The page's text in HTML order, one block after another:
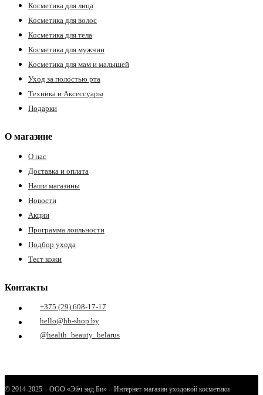
Косметика для лица
Косметика для волос
Косметика для тела
Косметика для мужчин
Косметика для мам и малышей
Уход за полостью рта
Техника и Аксессуары
Подарки
О магазине
О нас
Доставка и оплата
Наши магазины
Новости
Акции
Программа лояльности
Подбор ухода
Тест кожи
Контакты
+375 (29) 608-17-17
hello@hb-shop.by
@health_beauty_belarus
© 2014-2025 – ООО «Эйч энд Би» – Интернет-магазин уходовой косметики